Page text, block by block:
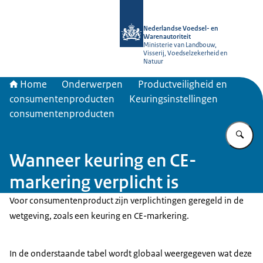
Nederlandse Voedsel- en
Warenautoriteit
Ministerie van Landbouw,
Visserij, Voedselzekerheid en
Natuur
Home Onderwerpen
Productveiligheid en
consumentenproducten
Keuringsinstellingen
consumentenproducten
Wanneer keuring en CE-
markering verplicht is
Voor consumentenproduct zijn verplichtingen geregeld in de
wetgeving, zoals een keuring en CE-markering.
In de onderstaande tabel wordt globaal weergegeven wat deze